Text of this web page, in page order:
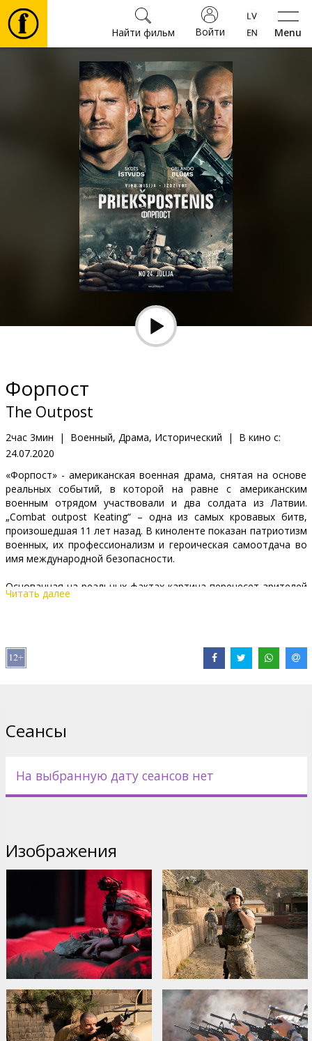
Menu
Войти
Найти фильм
Фильмы
Культура
Мероприятия
Новости
Подарки
Клуб
Форпост
The Outpost
2час 3мин | Военный, Драма, Исторический |
В кино с:
24.07.2020
«Форпост» - американская военная драма, снятая на основе
реальных событий, в которой на равне с американским
военным отрядом участвовали и два солдата из Латвии.
„Combat outpost Keating“ – одна из самых кровавых битв,
произошедшая 11 лет назад. В киноленте показан патриотизм
военных, их профессионализм и героическая самоотдача во
имя международной безопасности.
Основанная на реальных фактах картина перенесет зрителей
в афганский город Камдеш, где в 2009 г. произошло самое
54-ем американским солдатам, принимавшим участие в
безумной военной атаке талибов в Камдеше, 3 октября 2009
„Combat outpost Keating“. На рассвете интенсивный град
свинца минометов и гранат накрыл расположенный на склоне
54-х американских и 2-х латышских солдат. С началом атаки
на рассвете почти сразу был захвачен наблюдательный пункт,
а на 48-ой минуте периметр поста лагеря „Keating“ был
ненадолго выбил из равновесия американских солдат.
Военные стратеги лагеря – лейтенант Китинг (акт. Орландо
Блум) и сержант К.Ромеша (акт. Скотт Иствуд) вместе с
отрядом обязаны сгруппировать силы и в неповрежденных
укрытиях вести круговую оборону и контратаку... Нет времени
ждать помощи… Теперь у них лишь одна цель – выжить...
Фильм на английском языке с субтитрами на латышском и
русском языках.
Дистрибьютор: Garsu Pasaulio Irasai UAB
Pежиссер : Rod Lurie
Читать далее
Сеансы
На выбранную дату сеансов нет
Изображения